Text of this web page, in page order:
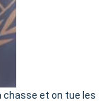
chasse et on tue les